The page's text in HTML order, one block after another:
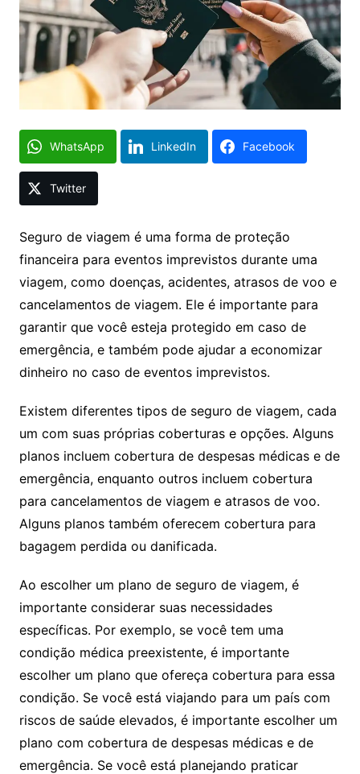
WhatsApp LinkedIn Facebook
Twitter
Seguro de viagem é uma forma de proteção
financeira para eventos imprevistos durante uma
viagem, como doenças, acidentes, atrasos de voo e
cancelamentos de viagem. Ele é importante para
garantir que você esteja protegido em caso de
emergência, e também pode ajudar a economizar
dinheiro no caso de eventos imprevistos.
Existem diferentes tipos de seguro de viagem, cada
um com suas próprias coberturas e opções. Alguns
planos incluem cobertura de despesas médicas e de
emergência, enquanto outros incluem cobertura
para cancelamentos de viagem e atrasos de voo.
Alguns planos também oferecem cobertura para
bagagem perdida ou danificada.
Ao escolher um plano de seguro de viagem, é
importante considerar suas necessidades
específicas. Por exemplo, se você tem uma
condição médica preexistente, é importante
escolher um plano que ofereça cobertura para essa
condição. Se você está viajando para um país com
riscos de saúde elevados, é importante escolher um
plano com cobertura de despesas médicas e de
emergência. Se você está planejando praticar